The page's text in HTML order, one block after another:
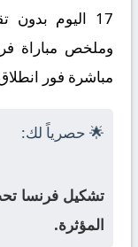
مباشرة فور
🌟 حصرياً لك:
المؤثرة.